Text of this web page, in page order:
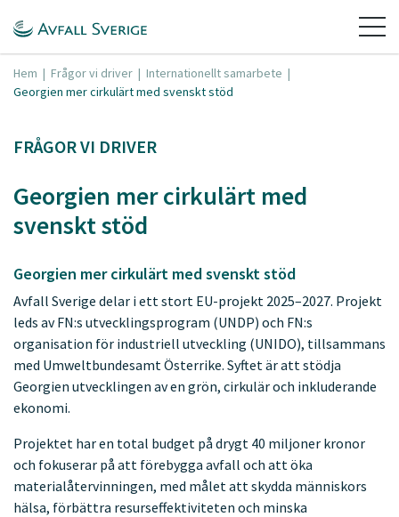
Hem | Frågor vi driver | Internationellt samarbete |
Georgien mer cirkulärt med svenskt stöd
FRÅGOR VI DRIVER
Georgien mer cirkulärt med
svenskt stöd
Georgien mer cirkulärt med svenskt stöd
Avfall Sverige delar i ett stort EU-projekt 2025–2027. Projekt
leds av FN:s utvecklingsprogram (UNDP) och FN:s
organisation för industriell utveckling (UNIDO), tillsammans
med Umweltbundesamt Österrike. Syftet är att stödja
Georgien utvecklingen av en grön, cirkulär och inkluderande
ekonomi.
Projektet har en total budget på drygt 40 miljoner kronor
och fokuserar på att förebygga avfall och att öka
materialåtervinningen, med målet att skydda människors
hälsa, förbättra resurseffektiviteten och minska